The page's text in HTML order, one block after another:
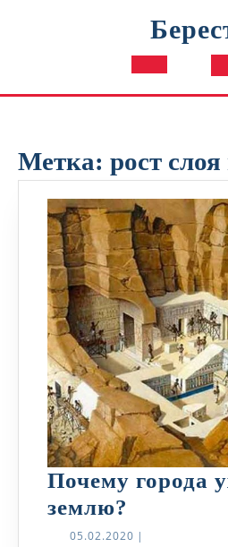
Метка: рост
Почему города
землю?
города
05.02.2020 05.02.2020
|